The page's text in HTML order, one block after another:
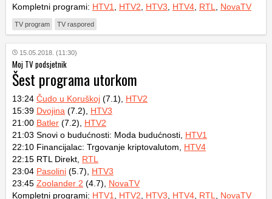
Kompletni programi: HTV1 HTV2 HTV3 HTV4 RTL NovaTV
TV program TV raspored
15.05.2018. (11:30)
Moj TV podsjetnik
Šest programa utorkom
13:24 Čudo u Koruškoj (7.1), HTV2
15:39 Dvojina (7.2), HTV3
21:00 Batler (7.2), HTV2
21:03 Snovi o budućnosti: Moda budućnosti, HTV1
22:10 Financijalac: Trgovanje kriptovalutom, HTV4
22:15 RTL Direkt, RTL
23:04 Pasolini (5.7), HTV3
23:45 Zoolander 2 (4.7), NovaTV
Kompletni programi: HTV1 HTV2 HTV3 HTV4 RTL NovaTV